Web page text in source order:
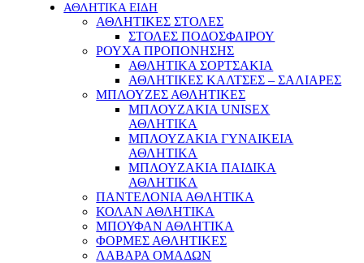
ΑΘΛΗΤΙΚΑ ΕΙΔΗ
ΑΘΛΗΤΙΚΕΣ ΣΤΟΛΕΣ
ΣΤΟΛΕΣ ΠΟΔΟΣΦΑΙΡΟΥ
ΡΟΥΧΑ ΠΡΟΠΟΝΗΣΗΣ
ΑΘΛΗΤΙΚΑ ΣΟΡΤΣΑΚΙΑ
ΑΘΛΗΤΙΚΕΣ ΚΑΛΤΣΕΣ – ΣΑΛΙΑΡΕΣ
ΜΠΛΟΥΖΕΣ ΑΘΛΗΤΙΚΕΣ
ΜΠΛΟΥΖΑΚΙΑ UNISEX
ΑΘΛΗΤΙΚΑ
ΜΠΛΟΥΖΑΚΙΑ ΓΥΝΑΙΚΕΙΑ
ΑΘΛΗΤΙΚΑ
ΜΠΛΟΥΖΑΚΙΑ ΠΑΙΔΙΚΑ
ΑΘΛΗΤΙΚΑ
ΠΑΝΤΕΛΟΝΙΑ ΑΘΛΗΤΙΚΑ
ΚΟΛΑΝ ΑΘΛΗΤΙΚΑ
ΜΠΟΥΦΑΝ ΑΘΛΗΤΙΚΑ
ΦΟΡΜΕΣ ΑΘΛΗΤΙΚΕΣ
ΛΑΒΑΡΑ ΟΜΑΔΩΝ